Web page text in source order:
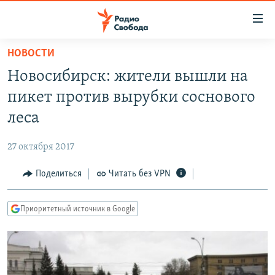
упрощенного
доступа
основному
Вернутся
Вернутся
поиску
ПРОГРАММЫ
АВТОРСКИЕ ПРОЕКТЫ
МНЕНИЯ
КУЛЬТУРА
КАВКАЗ.РЕАЛИИ
СЕВЕР.РЕАЛИИ
СИБИРЬ.РЕАЛИИ
НОВОСТИ
Новосибирск: жители вышли на
пикет против вырубки соснового
леса
27 октября 2017
Поделиться Читать без VPN
Приоритетный источник в Google